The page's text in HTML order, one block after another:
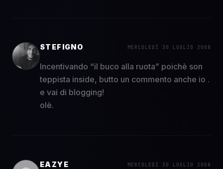
STEFIGNO MERCOLEDÌ 30 LUGLIO 2008
Incentivando “il buco alla ruota” poichè son
teppista inside, butto un commento anche io .
e vai di blogging!
olè.
EAZYE MERCOLEDÌ 30 LUGLIO 2008